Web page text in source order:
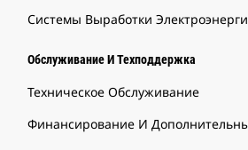
Системы Выработки
Обслуживание И Техподдержка
Техническое Обслуживание
Финансирование И